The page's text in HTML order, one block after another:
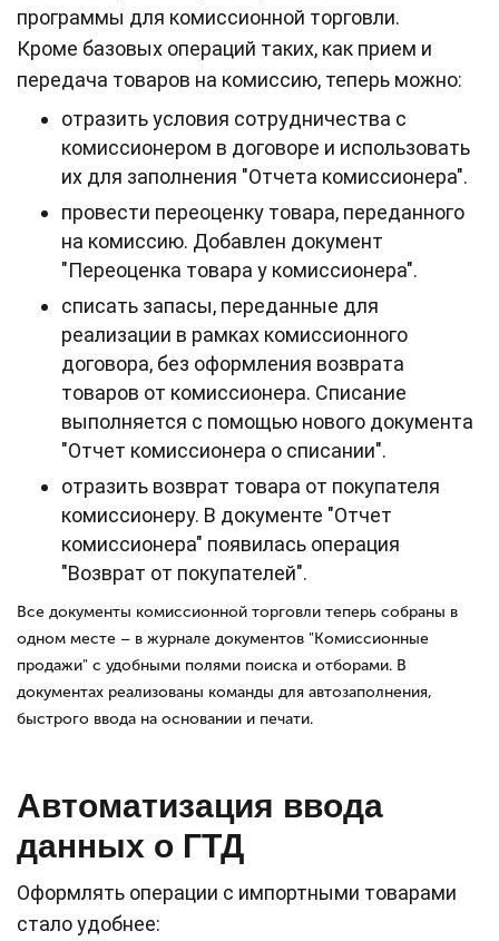
программы для комиссионной торговли.
Кроме базовых операций таких, как прием и
передача товаров на комиссию, теперь можно:
отразить условия сотрудничества с
комиссионером в договоре и использовать
их для заполнения "Отчета комиссионера".
провести переоценку товара, переданного
на комиссию. Добавлен документ
"Переоценка товара у комиссионера".
списать запасы, переданные для
реализации в рамках комиссионного
договора, без оформления возврата
товаров от комиссионера. Списание
выполняется с помощью нового документа
"Отчет комиссионера о списании".
отразить возврат товара от покупателя
комиссионеру. В документе "Отчет
комиссионера" появилась операция
"Возврат от покупателей".
Все документы комиссионной торговли теперь собраны в
одном месте – в журнале документов "Комиссионные
продажи" с удобными полями поиска и отборами. В
документах реализованы команды для автозаполнения,
быстрого ввода на основании и печати.
Автоматизация ввода
данных о ГТД
Оформлять операции с импортными товарами
стало удобнее: